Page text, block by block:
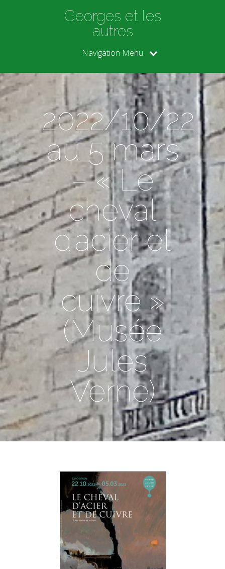
Georges et les
autres
Navigation Menu
2022/10/22
au 5 mars
– « Le
cheval
d’acier et
de
cuivre »
(Musée
Jules
Verne)